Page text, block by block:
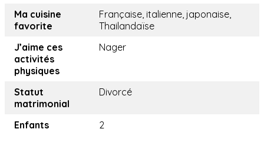
Ma cuisine
favorite
Française, italienne, japonaise,
Thailandaïse
J’aime ces
activités
physiques
Nager
Statut
matrimonial
Divorcé
Enfants 2